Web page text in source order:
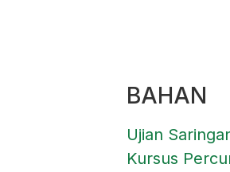
BAHAN
Ujian
Kursus